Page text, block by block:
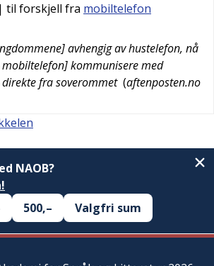
| til forskjell fra mobiltelefon
avhengig av hustelefon, nå
kommunisere med
fra soverommet (aftenposten.no
NAOB?
500,– Valgfri sum